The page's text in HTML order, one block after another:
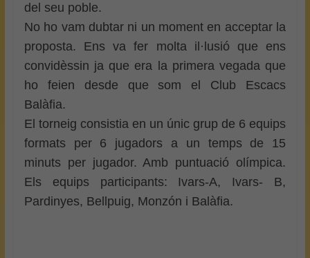
del seu poble.
No ho vam dubtar ni un moment en acceptar la
proposta. Ens va fer molta il·lusió que ens
convidèssin ja que era la primera vegada que
ho feien desde que som el Club Escacs
Balàfia.
El torneig consistia en un únic grup de 6 equips
formats per 6 jugadors a un temps de 15
minuts per jugador. Amb puntuació olímpica.
Els equips participants: Ivars-A, Ivars- B,
Pardinyes, Bellpuig, Monzón i Balàfia.